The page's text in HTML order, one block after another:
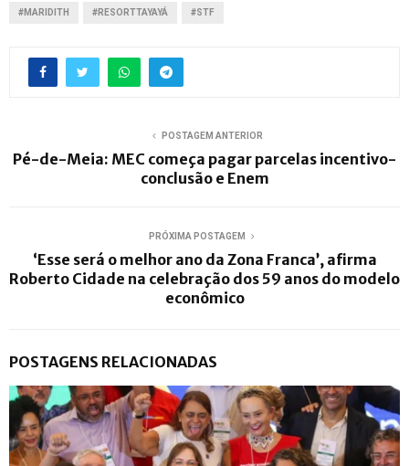
#MARIDITH #RESORTTAYAYÁ #STF
POSTAGEM ANTERIOR
Pé-de-Meia: MEC começa pagar parcelas incentivo-
conclusão e Enem
PRÓXIMA POSTAGEM
‘Esse será o melhor ano da Zona Franca’, afirma
Roberto Cidade na celebração dos 59 anos do modelo
econômico
POSTAGENS RELACIONADAS